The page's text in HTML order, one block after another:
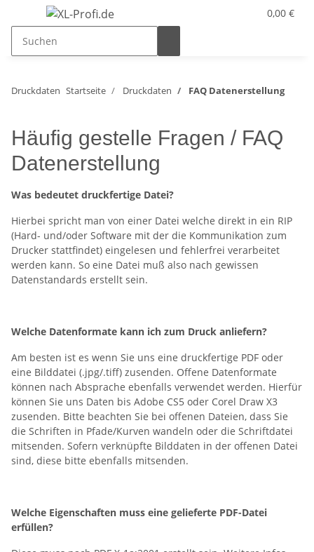
0,00 €
Druckdaten Startseite Druckdaten FAQ Datenerstellung
Häufig gestelle Fragen / FAQ
Datenerstellung
Was bedeutet druckfertige Datei?
Hierbei spricht man von einer Datei welche direkt in ein RIP
(Hard- und/oder Software mit der die Kommunikation zum
Drucker stattfindet) eingelesen und fehlerfrei verarbeitet
werden kann. So eine Datei muß also nach gewissen
Datenstandards erstellt sein.
Welche Datenformate kann ich zum Druck anliefern?
Am besten ist es wenn Sie uns eine druckfertige PDF oder
eine Bilddatei (.jpg/.tiff) zusenden. Offene Datenformate
können nach Absprache ebenfalls verwendet werden. Hierfür
können Sie uns Daten bis Adobe CS5 oder Corel Draw X3
zusenden. Bitte beachten Sie bei offenen Dateien, dass Sie
die Schriften in Pfade/Kurven wandeln oder die Schriftdatei
mitsenden. Sofern verknüpfte Bilddaten in der offenen Datei
sind, diese bitte ebenfalls mitsenden.
Welche Eigenschaften muss eine gelieferte PDF-Datei
erfüllen?